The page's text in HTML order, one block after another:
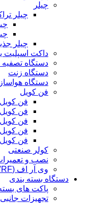
چیلر
چیلر
چیلر
داکت اسپلیت
دستگاه تصفیه
دستگاه زنت
دستگاه هواساز
فن کویل
فن
فن
فن
فن
فن
کولر صنعتی
نصب و
وی آر اف (VRF)
دستگاه بسته بندی
پاکت های
تجهیزات